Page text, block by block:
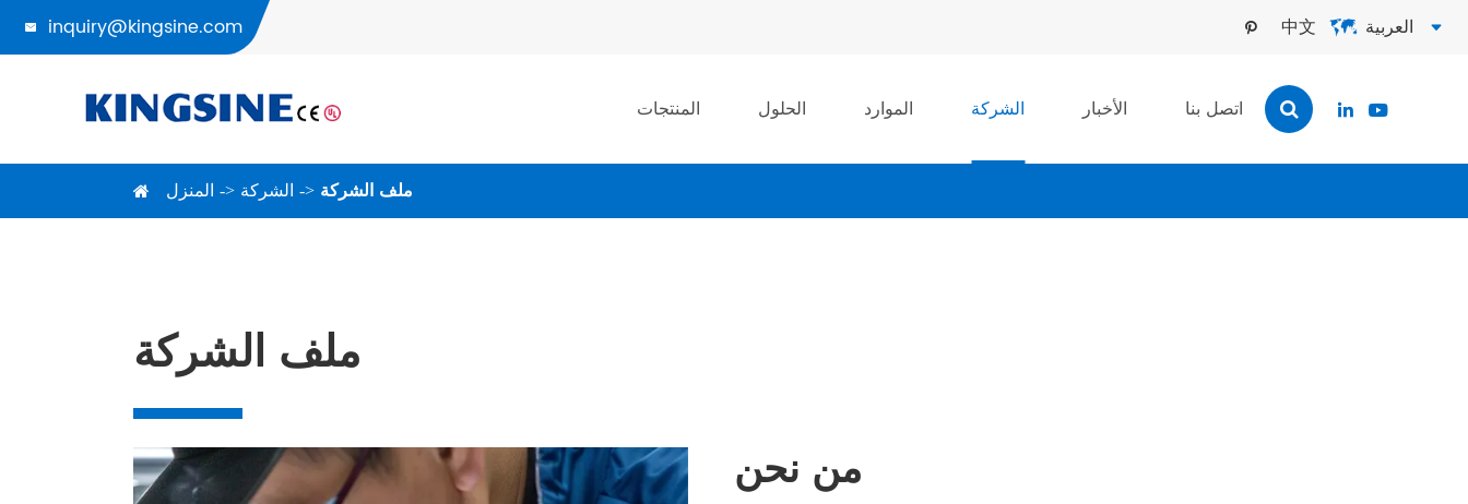
 inquiry@kingsine.com  中文  العربية 
المنتجات الحلول الموارد الشركة الأخبار اتصل بنا  
المنزل الشركة ملف الشركة
ملف الشركة
من نحن